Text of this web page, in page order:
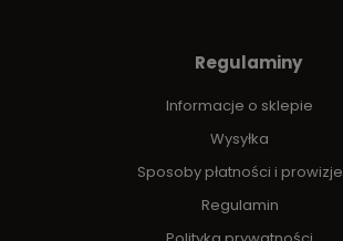
Regulaminy
Informacje o sklepie
Wysyłka
Sposoby płatności i prowizje
Regulamin